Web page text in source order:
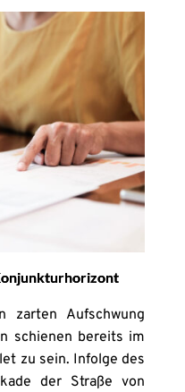
zarten Aufschwung
schienen bereits im
zu sein. Infolge des
der Straße von